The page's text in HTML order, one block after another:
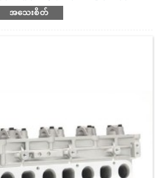
စစ်မှန်ကြောင်းအထောက်အထားပြမှုလက်မှတ်၊
ါခေါင်း၏ ရှည်လျားသောအသုံးဝင်သော
အသေးစိတ်